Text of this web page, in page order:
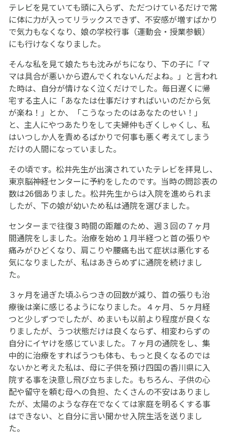
テレビを見ていても頭に入らず、ただつけているだけで常
に体に力が入ってリラックスできず、不安感が増すばかり
で気力もなくなり、娘の学校行事（運動会・授業参観）
にも行けなくなりました。
そんな私を見て娘たちも沈みがちになり、下の子に「マ
マは具合が悪いから遊んでくれないんだよね。」と言われ
た時は、自分が情けなく泣くだけでした。毎日遅くに帰
宅する主人に「あなたは仕事だけすればいいのだから気
が楽ね！」とか、「こうなったのはあなたのせい！」
と、主人にやつあたりをして夫婦仲もぎくしゃくし、私
はいつしか人を責めるばかりで何事も悪く考えてしまう
だけの人間になっていました。
その頃です。松井先生が出演されていたテレビを拝見し、
東京脳神経センターに予約をしたのです。当時の問診表の
数は26個ありました。松井先生からは入院を進められま
したが、下の娘が幼いため私は通院を選びました。
センターまで往復３時間の距離のため、週３回の７ヶ月
間通院をしました。治療を始め１月半経つと首の張りや
痛みがひどくなり、肩こりや腰痛も出て症状は悪化する
気になりましたが、私はあきらめずに通院を続けまし
た。
３ヶ月を過ぎた頃ふらつきの回数が減り、首の張りも治
療後は楽に感じるようになりました。４ヶ月、５ヶ月経
つと少しずつでしたが、めまいも以前より程度が良くな
りましたが、うつ状態だけは良くならず、相変わらずの
自分にイヤけを感じていました。７ヶ月の通院をし、集
中的に治療をすればうつも体も、もっと良くなるのでは
ないかと考えた私は、母に子供を預け四国の香川県に入
院する事を決意し飛び立ちました。もちろん、子供の心
配や留守を頼む母への負担、たくさんの不安はありまし
たが、太陽のような存在でなくては家庭を明るくする事
はできない、と自分に言い聞かせ入院生活を送りまし
た。